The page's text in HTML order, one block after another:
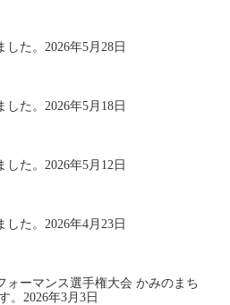
た。 2026年5月28日
た。 2026年5月18日
た。 2026年5月12日
た。 2026年4月23日
ォーマンス選手権大会 かみのまち
。 2026年3月3日